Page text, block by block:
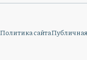
Политика сайта